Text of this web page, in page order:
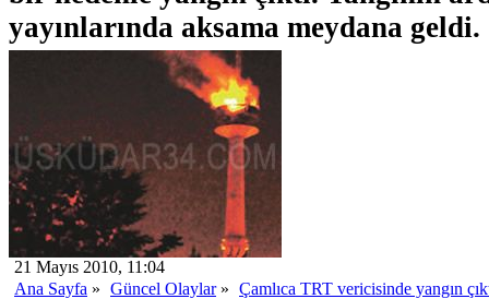
yayınlarında aksama meydana geldi.
21 Mayıs 2010, 11:04
Ana Sayfa » Güncel Olaylar» Çamlıca TRT vericisinde yangın